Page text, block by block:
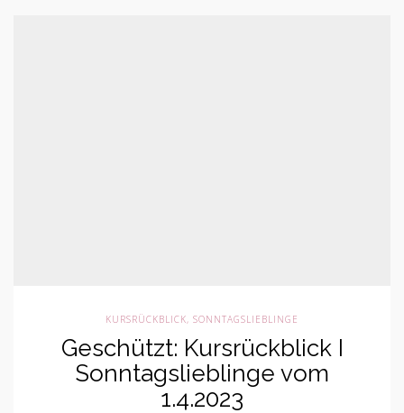
KURSRÜCKBLICK, SONNTAGSLIEBLINGE
Geschützt: Kursrückblick I
Sonntagslieblinge vom
1.4.2023